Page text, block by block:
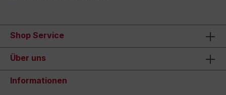
Shop Service
Über uns
Informationen